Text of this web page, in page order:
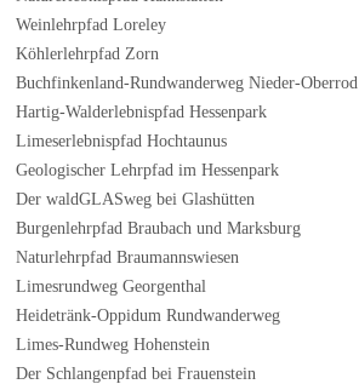
Weinlehrpfad Loreley
Köhlerlehrpfad Zorn
Buchfinkenland-Rundwanderweg Nieder-Oberrod
Hartig-Walderlebnispfad Hessenpark
Limeserlebnispfad Hochtaunus
Geologischer Lehrpfad im Hessenpark
Der waldGLASweg bei Glashütten
Burgenlehrpfad Braubach und Marksburg
Naturlehrpfad Braumannswiesen
Limesrundweg Georgenthal
Heidetränk-Oppidum Rundwanderweg
Limes-Rundweg Hohenstein
Der Schlangenpfad bei Frauenstein